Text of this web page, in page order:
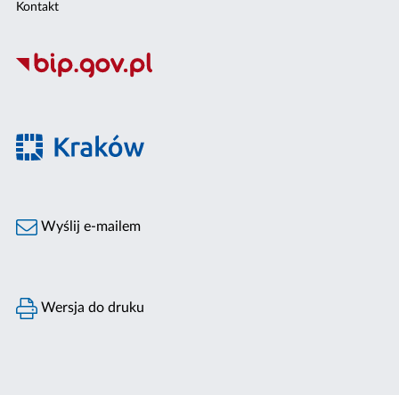
Kontakt
Wyślij e-mailem
Wersja do druku